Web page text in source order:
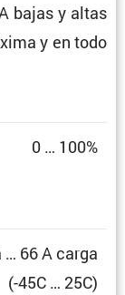
bajas y altas
y en todo
0 … 100%
… 66 A carga
(-45C … 25C)